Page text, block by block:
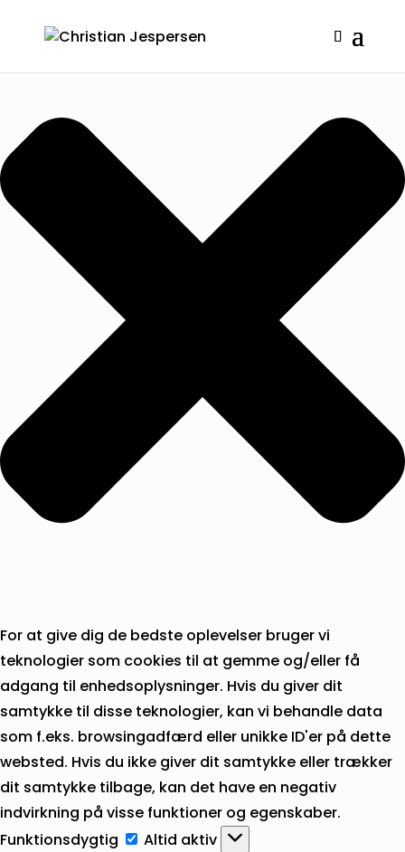
For at give dig de bedste oplevelser bruger vi
teknologier som cookies til at gemme og/eller få
adgang til enhedsoplysninger. Hvis du giver dit
samtykke til disse teknologier, kan vi behandle data
som f.eks. browsingadfærd eller unikke ID'er på dette
websted. Hvis du ikke giver dit samtykke eller trækker
dit samtykke tilbage, kan det have en negativ
indvirkning på visse funktioner og egenskaber.
Funktionsdygtig
Funktionsdygtig
Altid aktiv